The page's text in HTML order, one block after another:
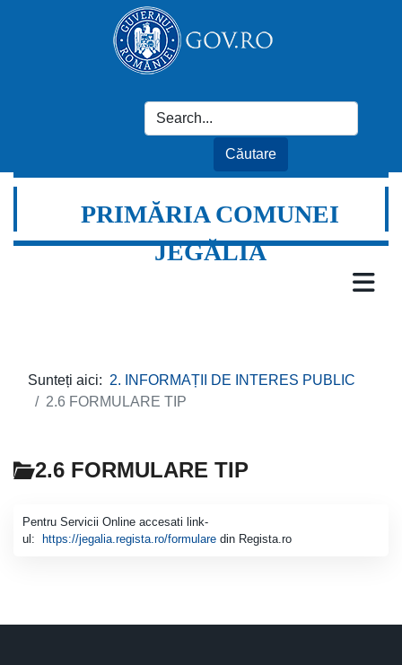
PRIMĂRIA COMUNEI
JEGĂLIA
Sunteți aici: 2. INFORMAȚII DE INTERES PUBLIC
2.6 FORMULARE TIP
2.6 FORMULARE TIP
Pentru Servicii Online accesati link-
ul:
https://jegalia.regista.ro/formulare din Regista.ro